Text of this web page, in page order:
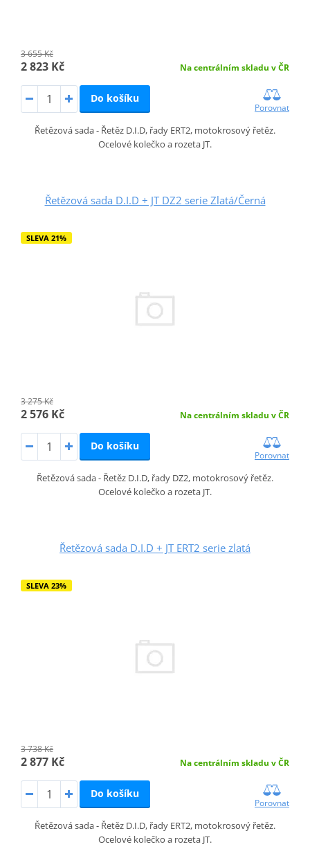
3 655 Kč
2 823 Kč Na centrálním skladu v ČR
Do košíku
Porovnat
Řetězová sada - Řetěz D.I.D, řady ERT2, motokrosový řetěz.
Ocelové kolečko a rozeta JT.
Řetězová sada D.I.D + JT DZ2 serie Zlatá/Černá
SLEVA 21%
3 275 Kč
2 576 Kč Na centrálním skladu v ČR
Do košíku
Porovnat
Řetězová sada - Řetěz D.I.D, řady DZ2, motokrosový řetěz.
Ocelové kolečko a rozeta JT.
Řetězová sada D.I.D + JT ERT2 serie zlatá
SLEVA 23%
3 738 Kč
2 877 Kč Na centrálním skladu v ČR
Do košíku
Porovnat
Řetězová sada - Řetěz D.I.D, řady ERT2, motokrosový řetěz.
Ocelové kolečko a rozeta JT.